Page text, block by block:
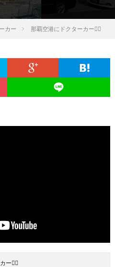
カー 那覇空港にドクターカー👩‍⚕️
ー👩‍⚕️